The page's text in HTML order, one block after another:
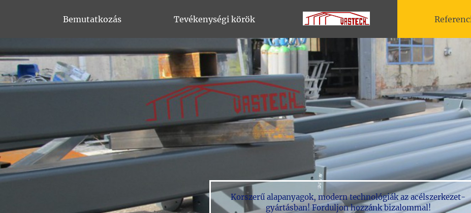
Bemutatkozás Tevékenységi körök
Korszerű alapanyagok, modern technológiák az acélszerkezet-
gyártásban! Forduljon hozzánk bizalommal!